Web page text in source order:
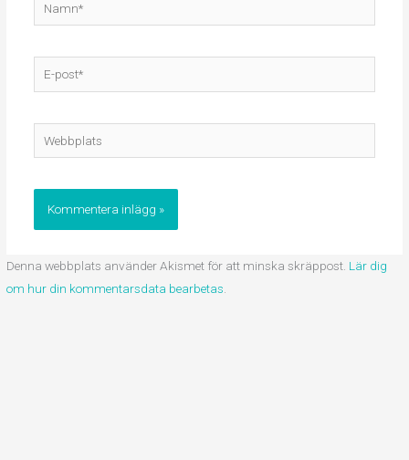
post*
Webbplats
Denna webbplats använder Akismet för att minska skräppost. Lär dig
om hur din kommentarsdata bearbetas.